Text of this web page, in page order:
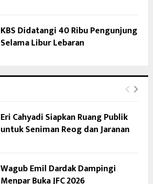
KBS Didatangi 40 Ribu Pengunjung
Selama Libur Lebaran
Eri Cahyadi Siapkan Ruang Publik
untuk Seniman Reog dan Jaranan
Wagub Emil Dardak Dampingi
Menpar Buka JFC 2026